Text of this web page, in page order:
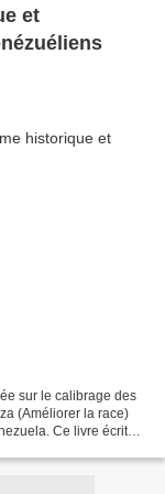
et
sur le calibrage des
(Améliorer la race)
Ce livre écrit